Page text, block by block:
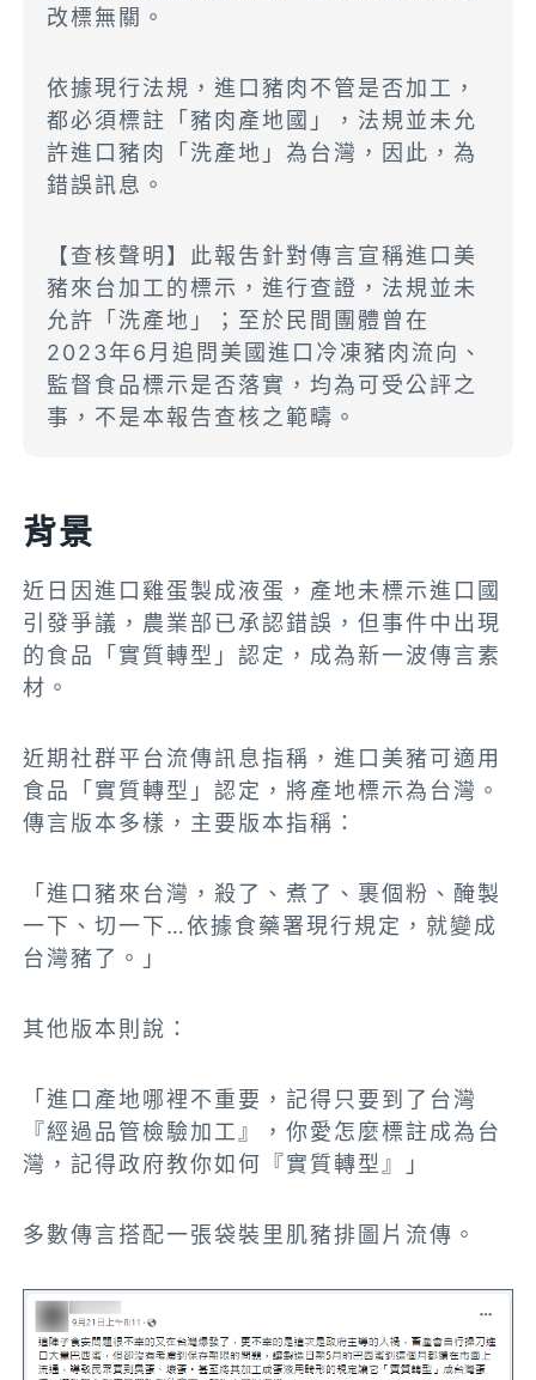
改標無關。
依據現行法規，進口豬肉不管是否加工，
都必須標註「豬肉產地國」，法規並未允
許進口豬肉「洗產地」為台灣，因此，為
錯誤訊息。
【查核聲明】此報吿針對傳言宣稱進口美
豬來台加工的標示，進行查證，法規並未
允許「洗產地」；至於民間團體曾在
2023年6月追問美國進口冷凍豬肉流向、
監督食品標示是否落實，均為可受公評之
事，不是本報告查核之範疇。
背景
近日因進口雞蛋製成液蛋，產地未標示進口國
引發爭議，農業部已承認錯誤，但事件中出現
的食品「實質轉型」認定，成為新一波傳言素
材。
近期社群平台流傳訊息指稱，進口美豬可適用
食品「實質轉型」認定，將產地標示為台灣。
傳言版本多樣，主要版本指稱：
「進口豬來台灣，殺了、煮了、裹個粉、醃製
一下、切一下…依據食藥署現行規定 ，就變成
台灣豬了。」
其他版本則說：
「進口產地哪裡不重要，記得只要到了台灣
『經過品管檢驗加工』，你愛怎麼標註成為台
灣，記得政府教你如何『實質轉型』」
多數傳言搭配一張袋裝里肌豬排圖片流傳。